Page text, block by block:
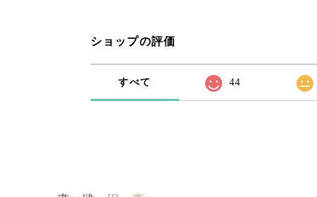
ショップの評価
すべて 44